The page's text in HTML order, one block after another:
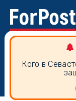
Кого в